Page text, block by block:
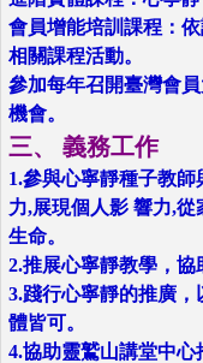
會員增能培訓課程：
相關課程活動。
參加每年召開臺灣會
機會。
三、 義務工作
1.參與心寧靜種子教
力,展現個人影 響力,
生命。
2.推展心寧靜教學，協
3.踐行心寧靜的推廣
體皆可。
4.協助靈鷲山講堂中